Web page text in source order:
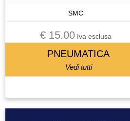
SMC
€ 15.00Iva esclusa
PNEUMATICA
Vedi tutti